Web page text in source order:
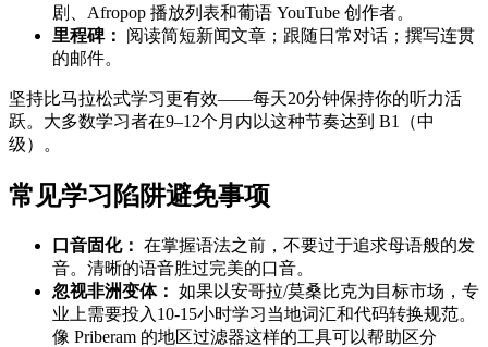
剧、Afropop 播放列表和葡语 YouTube 创作者。
里程碑：
阅读简短新闻文章；跟随日常对话；撰写连贯
的邮件。
坚持比马拉松式学习更有效——每天20分钟保持你的听力活
跃。大多数学习者在9–12个月内以这种节奏达到 B1（中
级）。
常见学习陷阱避免事项
口音固化： 在掌握语法之前，不要过于追求母语般的发
音。清晰的语音胜过完美的口音。
忽视非洲变体： 如果以安哥拉/莫桑比克为目标市场，专
业上需要投入10-15小时学习当地词汇和代码转换规范。
像 Priberam 的地区过滤器这样的工具可以帮助区分